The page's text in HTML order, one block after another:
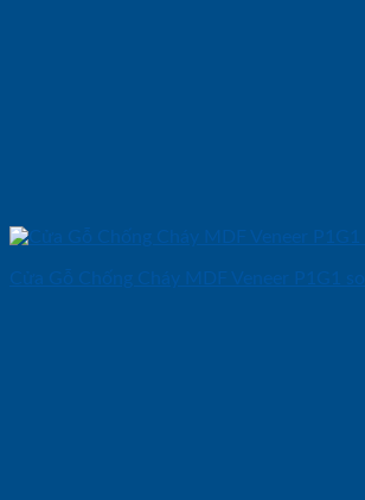
Cửa Gỗ Chống Cháy MDF Veneer P1G1 soi